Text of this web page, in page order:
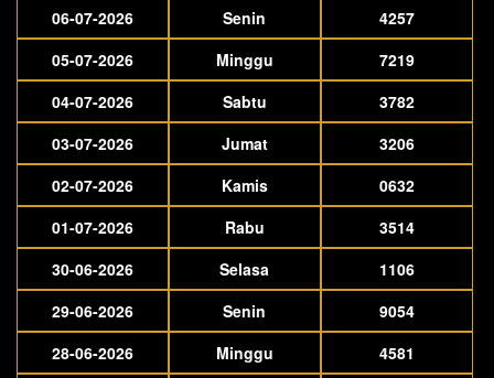
06-07-2026
Senin
4257
05-07-2026
Minggu
7219
04-07-2026
Sabtu
3782
03-07-2026
Jumat
3206
02-07-2026
Kamis
0632
01-07-2026
Rabu
3514
30-06-2026
Selasa
1106
29-06-2026
Senin
9054
28-06-2026
Minggu 4581